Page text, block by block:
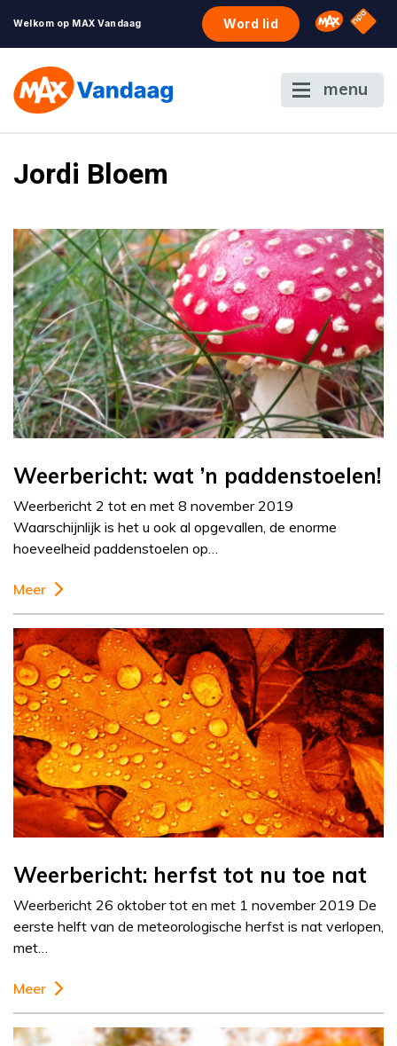
Welkom op MAX Vandaag Word lid Omroep
NPO
menu
Jordi Bloem
Weerbericht: wat ’n paddenstoelen!
Weerbericht 2 tot en met 8 november 2019
Waarschijnlijk is het u ook al opgevallen, de enorme
hoeveelheid paddenstoelen op…
Meer
Weerbericht: herfst tot nu toe nat
Weerbericht 26 oktober tot en met 1 november 2019 De
eerste helft van de meteorologische herfst is nat verlopen,
met…
Meer